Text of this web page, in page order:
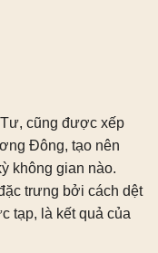
cũng được xếp
Đông, tạo nên
không gian nào.
trưng bởi cách dệt
tạp, là kết quả của